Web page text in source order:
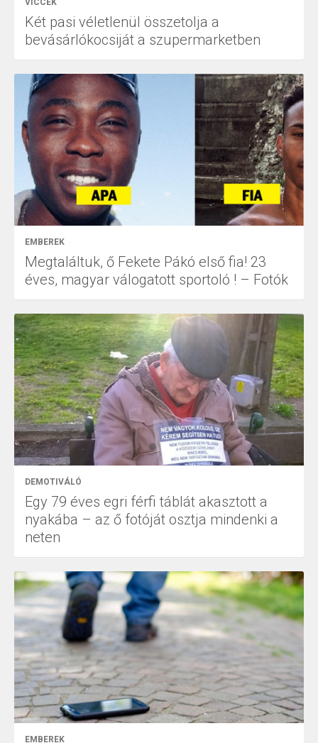
Két pasi véletlenül összetolja a
bevásárlókocsiját a szupermarketben
EMBEREK
Megtaláltuk, ő Fekete Pákó első fia! 23
éves, magyar válogatott sportoló ! – Fotók
DEMOTIVÁLÓ
Egy 79 éves egri férfi táblát akasztott a
nyakába – az ő fotóját osztja mindenki a
neten
EMBEREK